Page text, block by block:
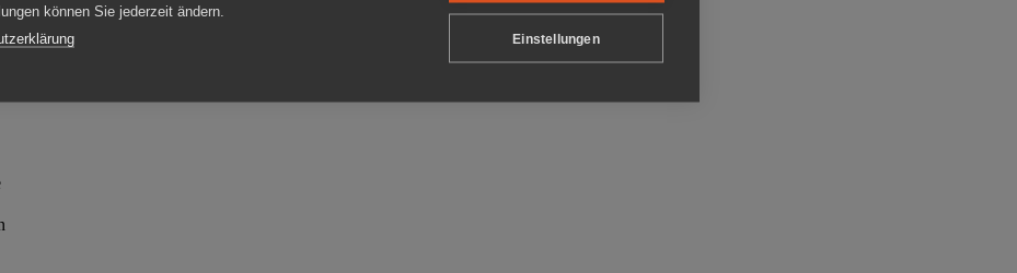
können Sie jederzeit ändern.
Einstellungen